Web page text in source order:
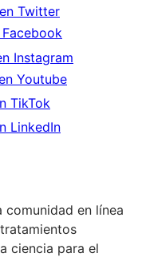
Twitter
Instagram
Youtube
TikTok
LinkedIn
comunidad en línea
ciencia para el